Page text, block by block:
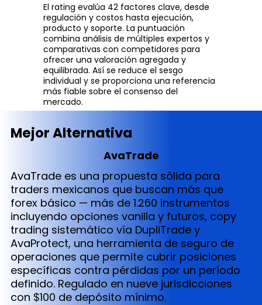
El rating evalúa 42 factores clave, desde
regulación y costos hasta ejecución,
producto y soporte. La puntuación
combina análisis de múltiples expertos y
comparativas con competidores para
ofrecer una valoración agregada y
equilibrada. Así se reduce el sesgo
individual y se proporciona una referencia
más fiable sobre el consenso del
mercado.
Mejor Alternativa
AvaTrade
AvaTrade es una propuesta sólida para
traders mexicanos que buscan más que
forex básico — más de 1.260 instrumentos
incluyendo opciones vanilla y futuros, copy
trading sistemático vía DupliTrade y
AvaProtect, una herramienta de seguro de
operaciones que permite cubrir posiciones
específicas contra pérdidas por un período
definido. Regulado en nueve jurisdicciones
con $100 de depósito mínimo.